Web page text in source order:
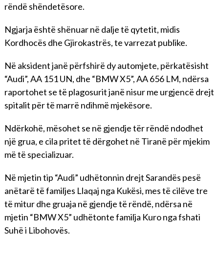
rëndë shëndetësore.
Ngjarja është shënuar në dalje të qytetit, midis
Kordhocës dhe Gjirokastrës, te varrezat publike.
Në aksident janë përfshirë dy automjete, përkatësisht
“Audi”, AA 151 UN, dhe “BMW X5”, AA 656 LM, ndërsa
raportohet se të plagosurit janë nisur me urgjencë drejt
spitalit për të marrë ndihmë mjekësore.
Ndërkohë, mësohet se në gjendje tër rëndë ndodhet
një grua, e cila pritet të dërgohet në Tiranë për mjekim
më të specializuar.
Në mjetin tip “Audi” udhëtonnin drejt Sarandës pesë
anëtarë të familjes Llaqaj nga Kukësi, mes të cilëve tre
të mitur dhe gruaja në gjendje të rëndë, ndërsa në
mjetin “BMW X5” udhëtonte familja Kuro nga fshati
Suhë i Libohovës.